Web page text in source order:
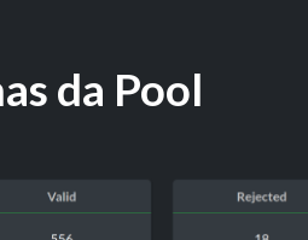
da Pool